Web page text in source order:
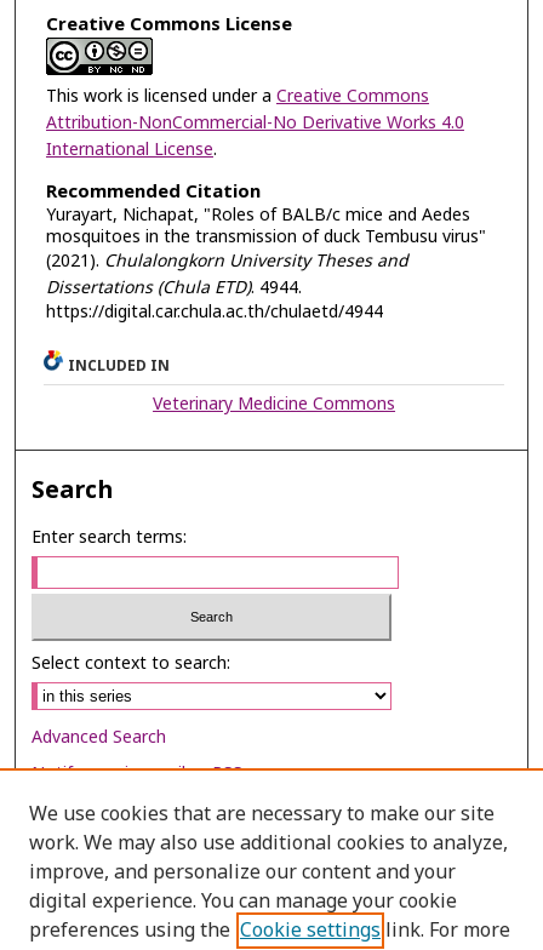
Creative Commons License
This work is licensed under a Creative Commons
Attribution-NonCommercial-No Derivative Works 4.0
International License.
Recommended Citation
Yurayart, Nichapat, "Roles of BALB/c mice and Aedes
mosquitoes in the transmission of duck Tembusu virus"
(2021). Chulalongkorn University Theses and
Dissertations (Chula ETD). 4944.
https://digital.car.chula.ac.th/chulaetd/4944
INCLUDED IN
Veterinary Medicine Commons
Search
Enter search terms:
Select context to search:
Advanced Search
Notify me via email orRSS
Browse
Collections
Disciplines
Authors
We use cookies that are necessary to make our site
work. We may also use additional cookies to analyze,
improve, and personalize our content and your
digital experience. You can manage your cookie
preferences using the Cookie settings link. For more